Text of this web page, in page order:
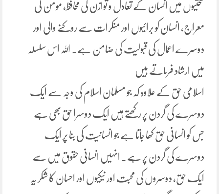
سختیوں میں انسان کے تعادل و توازن کی محافظ، مومن کی
معراج، انسان کو برائیوں اور منکرات سے روکنے والی اور
دوسرے اعمال کی قبولیت کی ضامن ہے۔ اللہ اس سلسلہ
میں ارشاد فرماتے ہیں
اسلامی حق کے علاوہ کہ جو مسلمان اسلام کی وجہ سے ایک
دوسرے کی گردن پر رکھتے ہیں ایک دوسرا حق بھی ہے
جس کو انسانی حق کھا جاتا ہے جو انسانیت کی بنا پر ایک
دوسرے کی گردن پر ہے۔ انہیں انسانی حقوق میں سے
ایک حق، دوسروں کی محبت اور نیکیوں اور احسان کا شکر یہ